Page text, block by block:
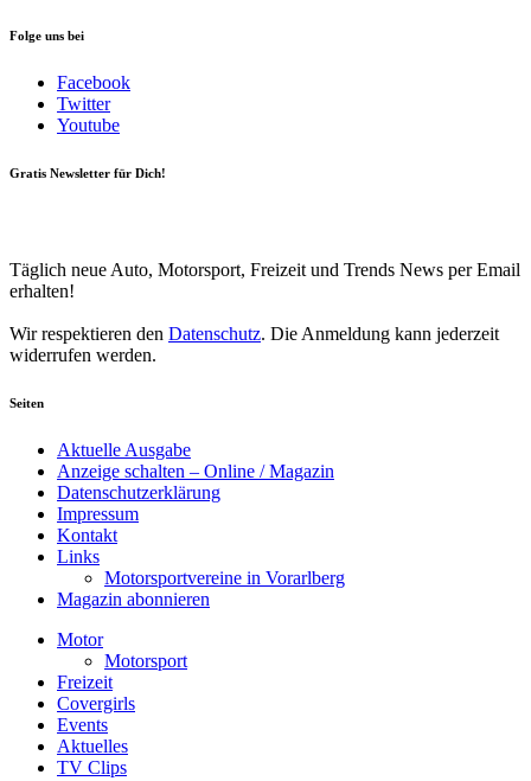
Folge uns bei
Facebook
Twitter
Youtube
Gratis Newsletter für Dich!
Täglich neue Auto, Motorsport, Freizeit und Trends News per Email
erhalten!
Wir respektieren den Datenschutz. Die Anmeldung kann jederzeit
widerrufen werden.
Seiten
Aktuelle Ausgabe
Anzeige schalten – Online / Magazin
Datenschutzerklärung
Impressum
Kontakt
Links
Motorsportvereine in Vorarlberg
Magazin abonnieren
Motor
Motorsport
Freizeit
Covergirls
Events
Aktuelles
TV Clips